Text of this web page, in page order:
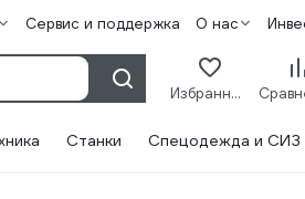
Сервис и поддержка О нас
Избранное
Станки Спецодежда и СИЗ